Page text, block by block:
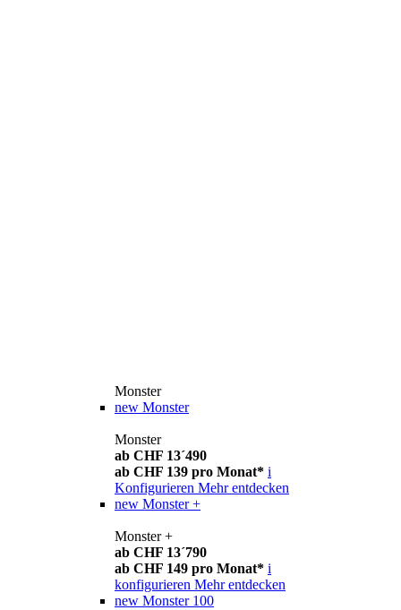
Monster
new Monster
Monster
ab CHF 13´490
ab CHF 139 pro Monat* i
Konfigurieren Mehr entdecken
new Monster +
Monster +
ab CHF 13´790
ab CHF 149 pro Monat* i
konfigurieren Mehr entdecken
new Monster 100